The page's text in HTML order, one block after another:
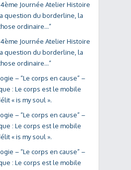
Journée Atelier Histoire
question du borderline, la
ordinaire…”
Journée Atelier Histoire
question du borderline, la
ordinaire…”
– “Le corps en cause” –
: Le corps est le mobile
« is my soul ».
– “Le corps en cause” –
: Le corps est le mobile
« is my soul ».
– “Le corps en cause” –
: Le corps est le mobile